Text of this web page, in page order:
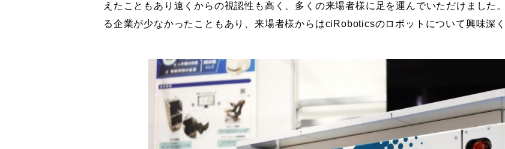
えたこともあり遠くからの視認性も高く、多くの来場者様に足を運んでいただけました
る企業が少なかったこともあり、来場者様からはciRoboticsのロボットについて興味深